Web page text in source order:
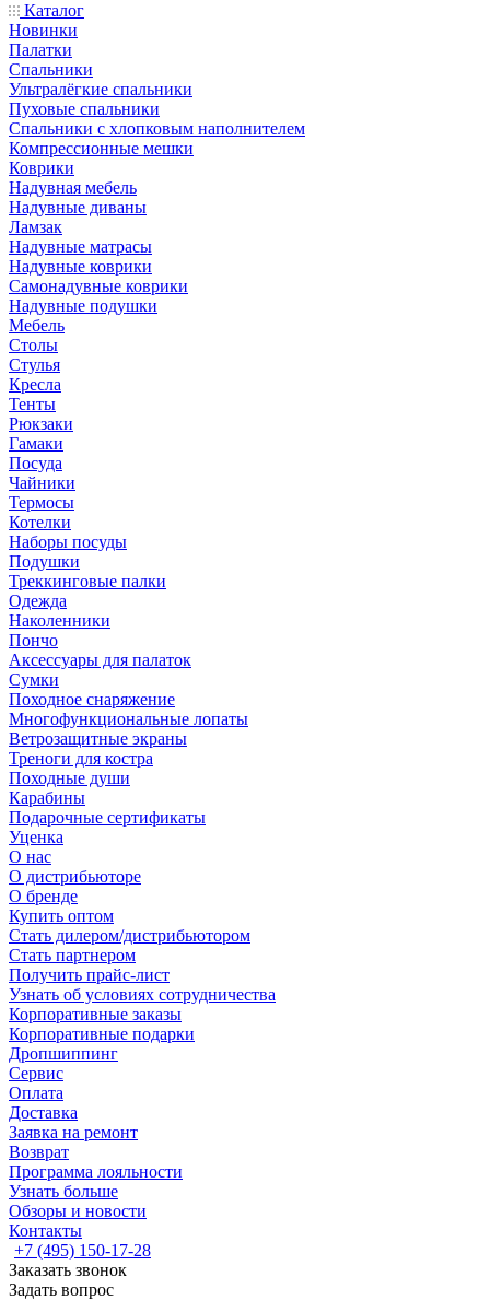
Каталог
Новинки
Палатки
Спальники
Ультралёгкие спальники
Пуховые спальники
Спальники с хлопковым наполнителем
Компрессионные мешки
Коврики
Надувная мебель
Надувные диваны
Ламзак
Надувные матрасы
Надувные коврики
Самонадувные коврики
Надувные подушки
Мебель
Столы
Стулья
Кресла
Тенты
Рюкзаки
Гамаки
Посуда
Чайники
Термосы
Котелки
Наборы посуды
Подушки
Треккинговые палки
Одежда
Наколенники
Пончо
Аксессуары для палаток
Сумки
Походное снаряжение
Многофункциональные лопаты
Ветрозащитные экраны
Треноги для костра
Походные души
Карабины
Подарочные сертификаты
Уценка
О нас
О дистрибьюторе
О бренде
Купить оптом
Стать дилером/дистрибьютором
Стать партнером
Получить прайс-лист
Узнать об условиях сотрудничества
Корпоративные заказы
Корпоративные подарки
Дропшиппинг
Сервис
Оплата
Доставка
Заявка на ремонт
Возврат
Программа лояльности
Узнать больше
Обзоры и новости
Контакты
+7 (495) 150-17-28
Заказать звонок
Задать вопрос